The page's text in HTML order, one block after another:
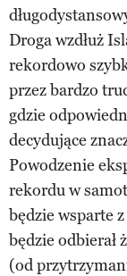
Droga wzdłuż
rekordowo
przez bardzo
gdzie
decydujące
Powodzenie
rekordu w
będzie wsparte
będzie odbierał
(od